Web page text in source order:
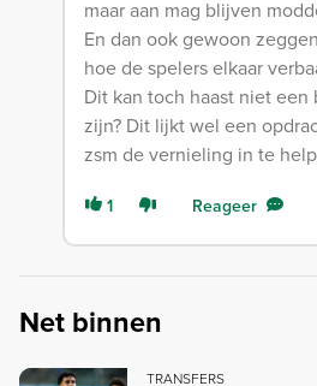
maar aan mag blijven
En dan ook gewoon
hoe de spelers elkaar
Dit kan toch haast niet een
zijn? Dit lijkt wel een
zsm de vernieling in te
1 Reageer
Net binnen
TRANSFERS